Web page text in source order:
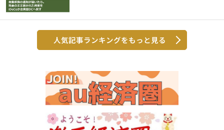
人気記事ランキングをもっと見る